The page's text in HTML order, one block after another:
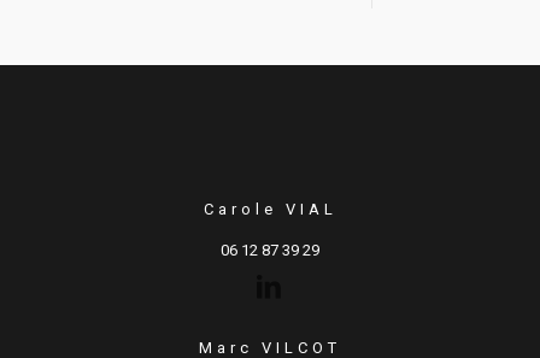
Carole VIAL
06 12 87 39 29
Marc VILCOT